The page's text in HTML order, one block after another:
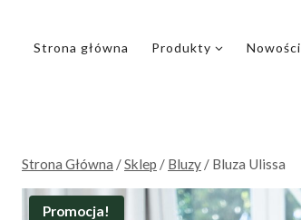
Strona główna Produkty Nowości
Strona Główna /Sklep / Bluzy / Bluza Ulissa
Promocja!